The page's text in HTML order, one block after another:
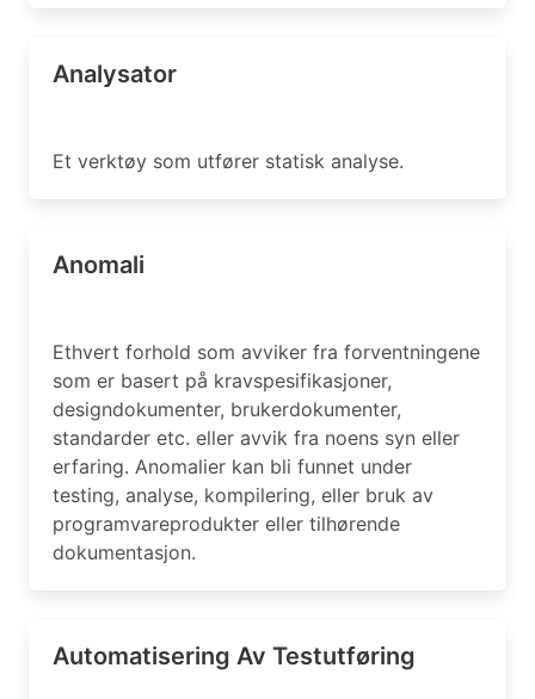
Analysator
Et verktøy som utfører statisk analyse.
Anomali
Ethvert forhold som avviker fra forventningene
som er basert på kravspesifikasjoner,
designdokumenter, brukerdokumenter,
standarder etc. eller avvik fra noens syn eller
erfaring. Anomalier kan bli funnet under
testing, analyse, kompilering, eller bruk av
programvareprodukter eller tilhørende
dokumentasjon.
Automatisering Av Testutføring